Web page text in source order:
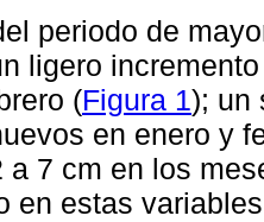
periodo de
ligero
(Figura 1); un
en enero y
a 7 cm en los
en estas